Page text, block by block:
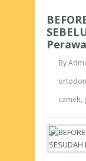
By
cameh,